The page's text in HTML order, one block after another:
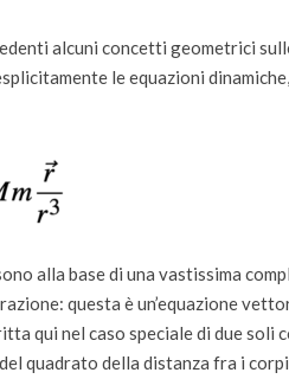
alcuni concetti geometrici
le equazioni
alla base di una vastissima
questa è un’equazione
qui nel caso speciale di due
quadrato della distanza fra i